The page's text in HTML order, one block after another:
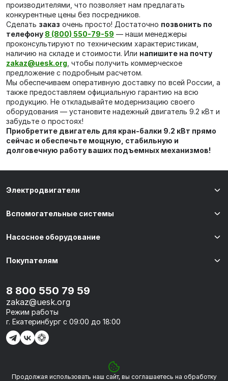
производителями, что позволяет нам предлагать
конкурентные цены без посредников.
Сделать заказ очень просто! Достаточно позвонить по
телефону 8 (800) 550-79-59 — наши менеджеры
проконсультируют по техническим характеристикам,
наличию на складе и стоимости. Или напишите на почту
zakaz@uesk.org , чтобы получить коммерческое
предложение с подробным расчетом.
Мы обеспечиваем оперативную доставку по всей России, а
также предоставляем официальную гарантию на всю
продукцию. Не откладывайте модернизацию своего
оборудования — установите надежный двигатель 9.2 кВт и
забудьте о простоях!
Приобретите двигатель для кран-балки 9.2 кВт прямо
сейчас и обеспечьте мощную, стабильную и
долговечную работу ваших подъемных механизмов!
Электродвигатели
Вспомогательные системы
Насосное оборудование
Покупателям
8 800 550 79 59
zakaz@uesk.org
Режим работы
г. Екатеринбург с 09:00 до 18:00
Продолжая использовать наш сайт, вы соглашаетесь на обработку